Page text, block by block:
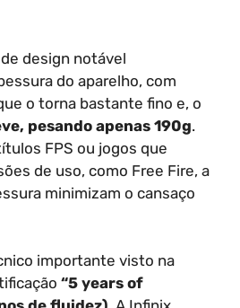
design notável
do aparelho, com
o torna bastante fino e, o
pesando apenas 190g.
FPS ou jogos que
de uso, como Free Fire, a
minimizam o cansaço
importante visto na
“5 years of